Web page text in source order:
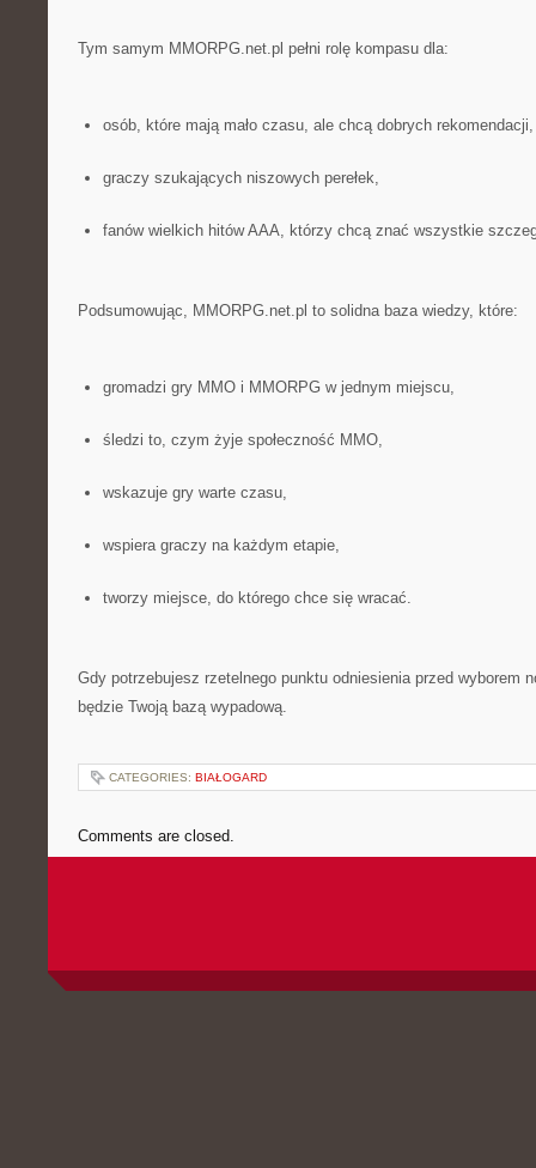
Tym samym MMORPG.net.pl pełni rolę kompasu dla:
osób, które mają mało czasu, ale chcą dobrych rekomendacji,
graczy szukających niszowych perełek,
fanów wielkich hitów AAA, którzy chcą znać wszystkie
Podsumowując, MMORPG.net.pl to solidna baza wiedzy, które:
gromadzi gry MMO i MMORPG w jednym miejscu,
śledzi to, czym żyje społeczność MMO,
wskazuje gry warte czasu,
wspiera graczy na każdym etapie,
tworzy miejsce, do którego chce się wracać.
Gdy potrzebujesz rzetelnego punktu odniesienia przed wyborem
będzie Twoją bazą wypadową.
CATEGORIES: BIAŁOGARD
Comments are closed.